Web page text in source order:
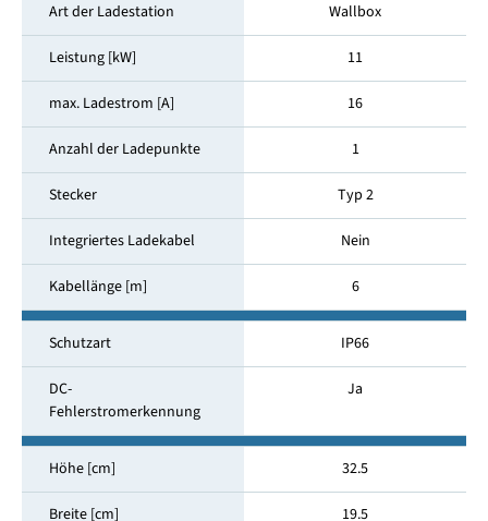
Art der Ladestation Wallbox
Leistung [kW] 11
max. Ladestrom [A] 16
Anzahl der Ladepunkte 1
Stecker Typ 2
Integriertes Ladekabel Nein
Kabellänge [m] 6
Schutzart IP66
DC-
Fehlerstromerkennung
Ja
Höhe [cm] 32.5
Breite [cm] 19.5